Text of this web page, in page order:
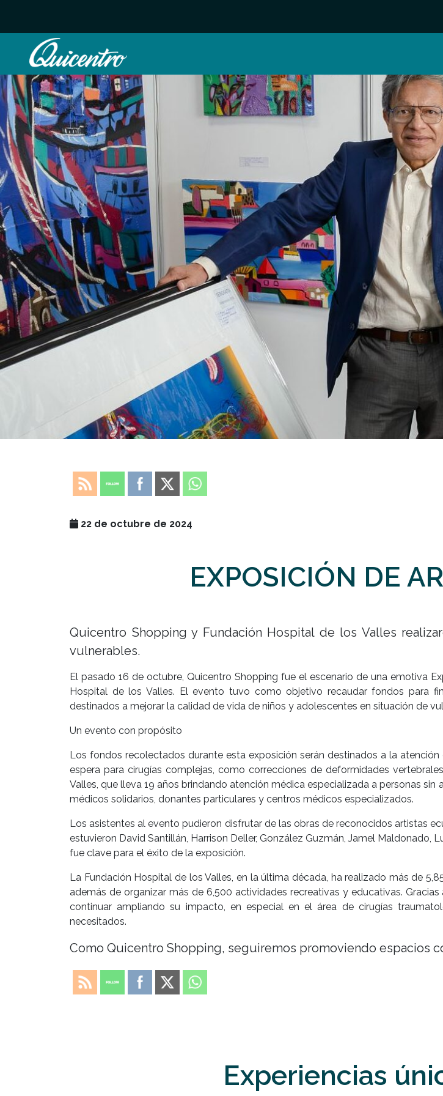
22 de octubre de 2024
EXPOSICIÓN DE
Quicentro Shopping y Fundación Hospital de los Valles
vulnerables.
El pasado 16 de octubre, Quicentro Shopping fue el escenario de una emotiva
Hospital de los Valles. El evento tuvo como objetivo recaudar fondos para
destinados a mejorar la calidad de vida de niños y adolescentes en situación de
Un evento con propósito
Los fondos recolectados durante esta exposición serán destinados a la
espera para cirugías complejas, como correcciones de deformidades
Valles, que lleva 19 años brindando atención médica especializada a personas
médicos solidarios, donantes particulares y centros médicos especializados.
Los asistentes al evento pudieron disfrutar de las obras de reconocidos artistas
estuvieron David Santillán, Harrison Deller, González Guzmán, Jamel
fue clave para el éxito de la exposición.
La Fundación Hospital de los Valles, en la última década, ha realizado más de
además de organizar más de 6,500 actividades recreativas y educativas.
continuar ampliando su impacto, en especial en el área de cirugías
necesitados.
Como Quicentro Shopping, seguiremos promoviendo espacios
Experiencias